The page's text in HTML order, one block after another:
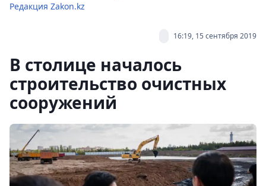
Редакция Zakon.kz
16:19, 15 сентября 2019
В столице началось
строительство очистных
сооружений